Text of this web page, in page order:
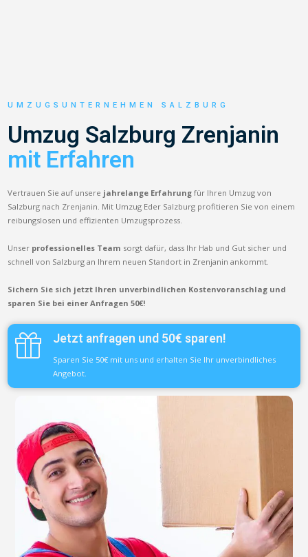
UMZUGSUNTERNEHMEN SALZBURG
Umzug Salzburg Zrenjanin
mit Erfahren
Vertrauen Sie auf unsere jahrelange Erfahrung für Ihren Umzug von
Salzburg nach Zrenjanin. Mit Umzug Eder Salzburg profitieren Sie von einem
reibungslosen und effizienten Umzugsprozess.
Unser professionelles Team sorgt dafür, dass Ihr Hab und Gut sicher und
schnell von Salzburg an Ihrem neuen Standort in Zrenjanin ankommt.
Sichern Sie sich jetzt Ihren unverbindlichen Kostenvoranschlag und
sparen Sie bei einer Anfragen 50€!
Jetzt anfragen und 50€ sparen!
Sparen Sie 50€ mit uns und erhalten Sie Ihr unverbindliches
Angebot.